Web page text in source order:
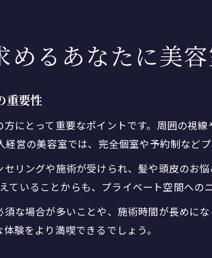
めるあなたに美
重要性
にとって重要なポイントです。周囲の視
営の美容室では、完全個室や予約制など
リングや施術が受けられ、髪や頭皮のお
いることからも、プライベート空間への
な場合が多いことや、施術時間が長めに
験をより満喫できるでしょう。